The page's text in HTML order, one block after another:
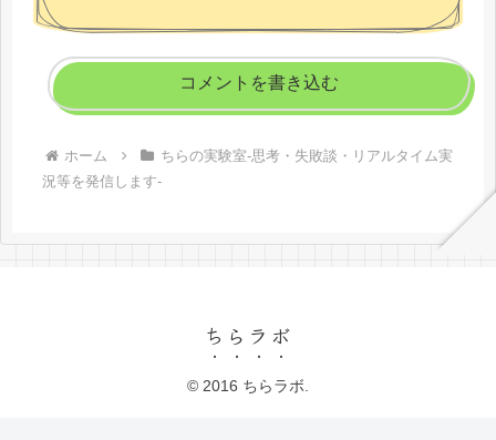
コメントを書き込む
ホーム
ちらの実験室-思考・失敗談・リアルタイム実
況等を発信します-
ちらラボ
© 2016 ちらラボ.